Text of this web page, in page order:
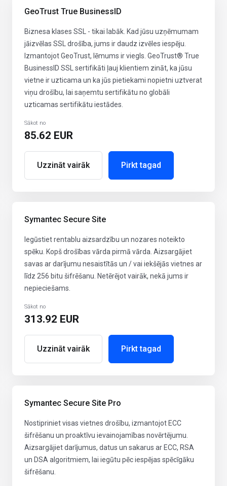
GeoTrust True BusinessID
Biznesa klases SSL - tikai labāk. Kad jūsu uzņēmumam
jāizvēlas SSL drošība, jums ir daudz izvēles iespēju.
Izmantojot GeoTrust, lēmums ir viegls. GeoTrust® True
BusinessID SSL sertifikāti ļauj klientiem zināt, ka jūsu
vietne ir uzticama un ka jūs pietiekami nopietni uztverat
viņu drošību, lai saņemtu sertifikātu no globāli
uzticamas sertifikātu iestādes.
Sākot no
85.62 EUR
Uzzināt vairāk Pirkt tagad
Symantec Secure Site
Iegūstiet rentablu aizsardzību un nozares noteikto
spēku. Kopš drošības vārda pirmā vārda. Aizsargājiet
savas ar darījumu nesaistītās un / vai iekšējās vietnes ar
līdz 256 bitu šifrēšanu. Netērējot vairāk, nekā jums ir
nepieciešams.
Sākot no
313.92 EUR
Uzzināt vairāk Pirkt tagad
Symantec Secure Site Pro
Nostipriniet visas vietnes drošību, izmantojot ECC
šifrēšanu un proaktīvu ievainojamības novērtējumu.
Aizsargājiet darījumus, datus un sakarus ar ECC, RSA
un DSA algoritmiem, lai iegūtu pēc iespējas spēcīgāku
šifrēšanu.